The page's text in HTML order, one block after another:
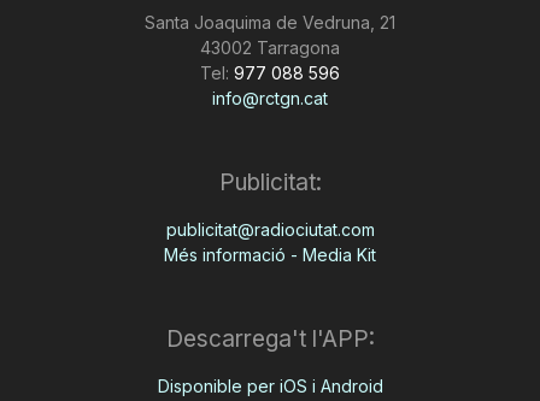
Santa Joaquima de Vedruna, 21
43002 Tarragona
Tel: 977 088 596
info@rctgn.cat
Publicitat:
publicitat@radiociutat.com
Més informació - Media Kit
Descarrega't l'APP:
Disponible per iOS i Android